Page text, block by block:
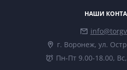
НАШИ
г. Воронеж, ул.
Пн-Пт 9.00-18.00,